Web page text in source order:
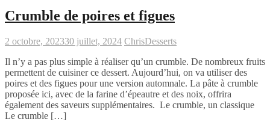
Crumble de poires et figues
2 octobre, 202330 juillet, 2024 ChrisDesserts
Il n’y a pas plus simple à réaliser qu’un crumble. De nombreux fruits
permettent de cuisiner ce dessert. Aujourd’hui, on va utiliser des
poires et des figues pour une version automnale. La pâte à crumble
proposée ici, avec de la farine d’épeautre et des noix, offrira
également des saveurs supplémentaires. Le crumble, un classique
Le crumble […]